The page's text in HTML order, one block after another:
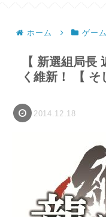
ホーム ゲー
【 新選組局長
く維新！ 【 そ
2014.12.18